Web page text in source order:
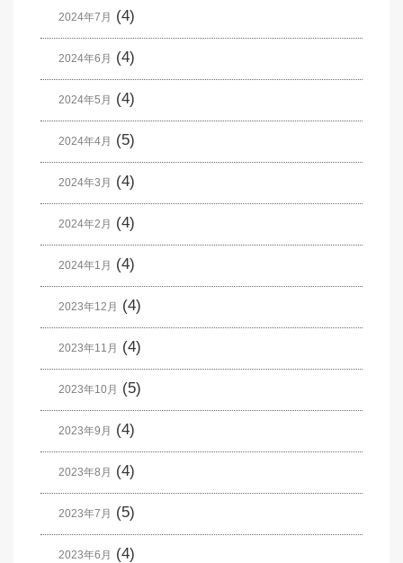
2024年7月 (4)
2024年6月 (4)
2024年5月 (4)
2024年4月 (5)
2024年3月 (4)
2024年2月 (4)
2024年1月 (4)
2023年12月 (4)
2023年11月 (4)
2023年10月 (5)
2023年9月 (4)
2023年8月 (4)
2023年7月 (5)
2023年6月 (4)